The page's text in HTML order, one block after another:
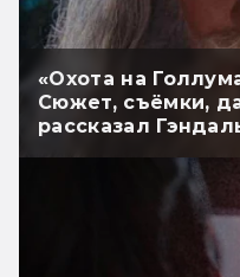
«Охота на
Сюжет, съёмки,
рассказал